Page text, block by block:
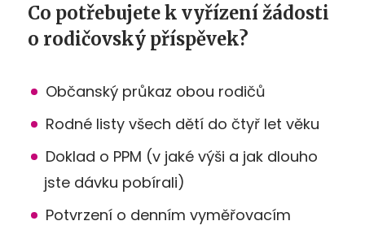
Co potřebujete k vyřízení žádosti
o rodičovský příspěvek?
Občanský průkaz obou rodičů
Rodné listy všech dětí do čtyř let věku
Doklad o PPM (v jaké výši a jak dlouho
jste dávku pobírali)
Potvrzení o denním vyměřovacím